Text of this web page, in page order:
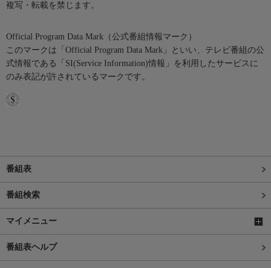
複写・転載を禁じます。
Official Program Data Mark（公式番組情報マーク）
このマークは「Official Program Data Mark」といい、テレビ番組の公
式情報である「SI(Service Information)情報」を利用したサービスに
のみ表記が許されているマークです。
番組表
番組検索
マイメニュー
番組表ヘルプ